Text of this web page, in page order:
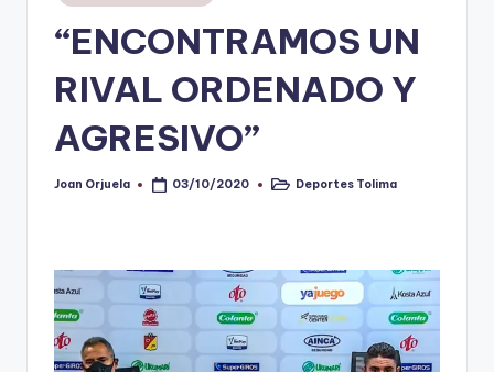
V
ti
o
en
“ENCONTRAMOS UN
RIVAL ORDENADO Y
AGRESIVO”
Publicado
Joan Orjuela 03/10/2020
Publicado
Deportes Tolima